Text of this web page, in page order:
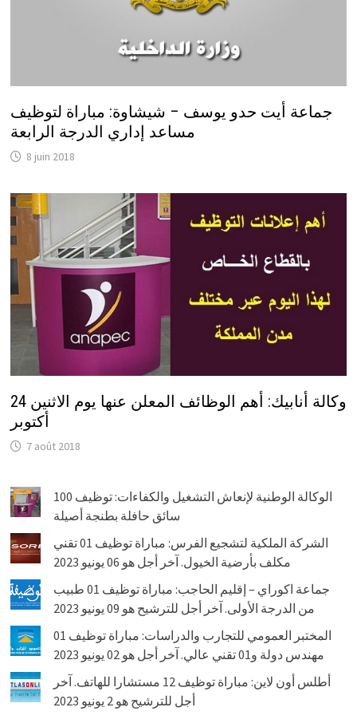
جماعة أيت حدو يوسف – شيشاوة: مباراة لتوظيف
مساعد إداري الدرجة الرابعة
8 juin 2018
وكالة أنابيك: أهم الوظائف المعلن عنها يوم الاثنين 24
أكتوبر
7 août 2018
الوكالة الوطنية لإنعاش التشغيل والكفاءات: توظيف 100
سائق حافلة بطنجة أصيلة
الشركة الملكية لتشجيع الفرس: مباراة توظيف 01 تقني
مكلف بأرضية الخيول. آخر أجل هو 06 يونيو 2023
جماعة اكوراي – إقليم الحاجب: مباراة توظيف 01 طبيب
من الدرجة الأولى. آخر أجل للترشيح هو 09 يونيو 2023
المختبر العمومي للتجارب والدراسات: مباراة توظيف 01
مهندس دولة و01 تقني عالي. آخر أجل هو 02 يونيو 2023
أطلس أون لاين: مباراة توظيف 12 مستشارا للهاتف. آخر
أجل للترشيح هو 2 يونيو 2023